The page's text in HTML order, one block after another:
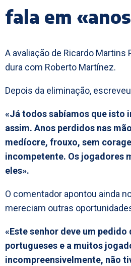
fala em
A avaliação de Ricardo
dura com Roberto Martínez.
Depois da eliminação,
«Já todos sabíamos que isto
assim. Anos perdidos nas
medíocre, frouxo, sem
incompetente. Os jogadores
eles».
O comentador apontou ainda
mereciam outras
«Este senhor deve um pedido
portugueses e a muitos
incompreensivelmente, não